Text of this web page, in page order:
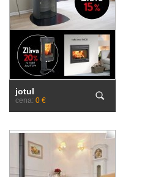
jotul
cena: 0 €